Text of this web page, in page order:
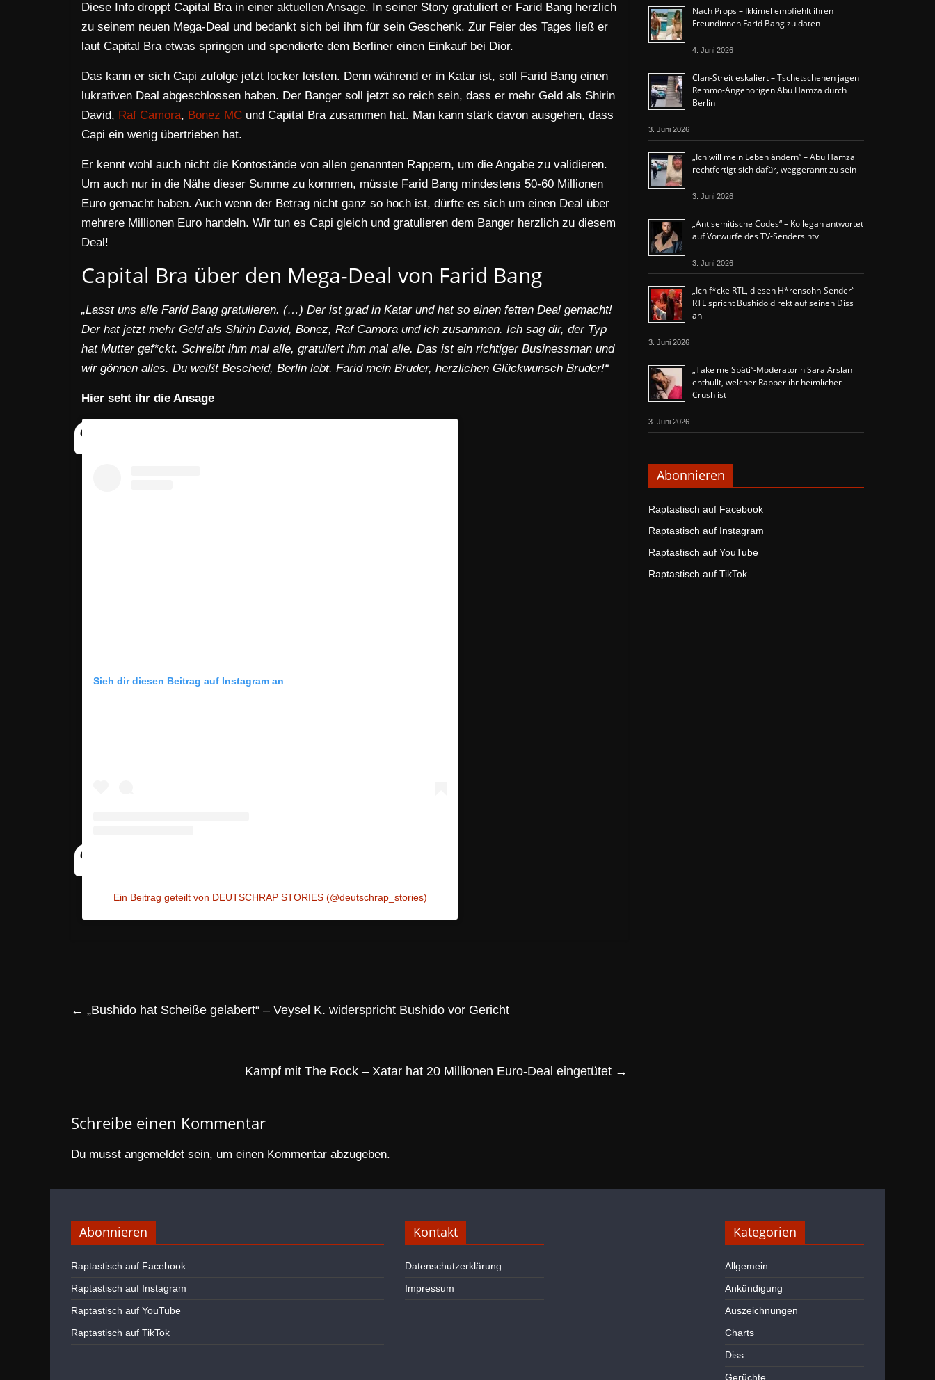
Diese Info droppt Capital Bra in einer aktuellen Ansage. In seiner Story gratuliert er Farid Bang herzlich
zu seinem neuen Mega-Deal und bedankt sich bei ihm für sein Geschenk. Zur Feier des Tages ließ er
laut Capital Bra etwas springen und spendierte dem Berliner einen Einkauf bei Dior.
Das kann er sich Capi zufolge jetzt locker leisten. Denn während er in Katar ist, soll Farid Bang einen
lukrativen Deal abgeschlossen haben. Der Banger soll jetzt so reich sein, dass er mehr Geld als Shirin
David, Raf Camora, Bonez MC und Capital Bra zusammen hat. Man kann stark davon ausgehen, dass
Capi ein wenig übertrieben hat.
Er kennt wohl auch nicht die Kontostände von allen genannten Rappern, um die Angabe zu validieren.
Um auch nur in die Nähe dieser Summe zu kommen, müsste Farid Bang mindestens 50-60 Millionen
Euro gemacht haben. Auch wenn der Betrag nicht ganz so hoch ist, dürfte es sich um einen Deal über
mehrere Millionen Euro handeln. Wir tun es Capi gleich und gratulieren dem Banger herzlich zu diesem
Deal!
Capital Bra über den Mega-Deal von Farid Bang
„Lasst uns alle Farid Bang gratulieren. (…) Der ist grad in Katar und hat so einen fetten Deal gemacht!
Der hat jetzt mehr Geld als Shirin David, Bonez, Raf Camora und ich zusammen. Ich sag dir, der Typ
hat Mutter gef*ckt. Schreibt ihm mal alle, gratuliert ihm mal alle. Das ist ein richtiger Businessman und
wir gönnen alles. Du weißt Bescheid, Berlin lebt. Farid mein Bruder, herzlichen Glückwunsch Bruder!“
Hier seht ihr die Ansage
Sieh dir diesen Beitrag auf Instagram an
Ein Beitrag geteilt von DEUTSCHRAP STORIES (@deutschrap_stories)
← „Bushido hat Scheiße gelabert“ – Veysel K. widerspricht Bushido vor Gericht
Kampf mit The Rock – Xatar hat 20 Millionen Euro-Deal eingetütet →
Schreibe einen Kommentar
Du musst angemeldet sein, um einen Kommentar abzugeben.
Nach Props – Ikkimel empfiehlt ihren
Freundinnen Farid Bang zu daten
4. Juni 2026
Clan-Streit eskaliert – Tschetschenen jagen
Remmo-Angehörigen Abu Hamza durch
Berlin
3. Juni 2026
„Ich will mein Leben ändern“ – Abu Hamza
rechtfertigt sich dafür, weggerannt zu sein
3. Juni 2026
„Antisemitische Codes“ – Kollegah antwortet
auf Vorwürfe des TV-Senders ntv
3. Juni 2026
„Ich f*cke RTL, diesen H*rensohn-Sender“ –
RTL spricht Bushido direkt auf seinen Diss
an
3. Juni 2026
„Take me Späti“-Moderatorin Sara Arslan
enthüllt, welcher Rapper ihr heimlicher
Crush ist
3. Juni 2026
Abonnieren
Raptastisch auf Facebook
Raptastisch auf Instagram
Raptastisch auf YouTube
Raptastisch auf TikTok
Abonnieren
Raptastisch auf Facebook
Raptastisch auf Instagram
Raptastisch auf YouTube
Raptastisch auf TikTok
Kontakt
Datenschutzerklärung
Impressum
Kategorien
Allgemein
Ankündigung
Auszeichnungen
Charts
Diss
Gerüchte